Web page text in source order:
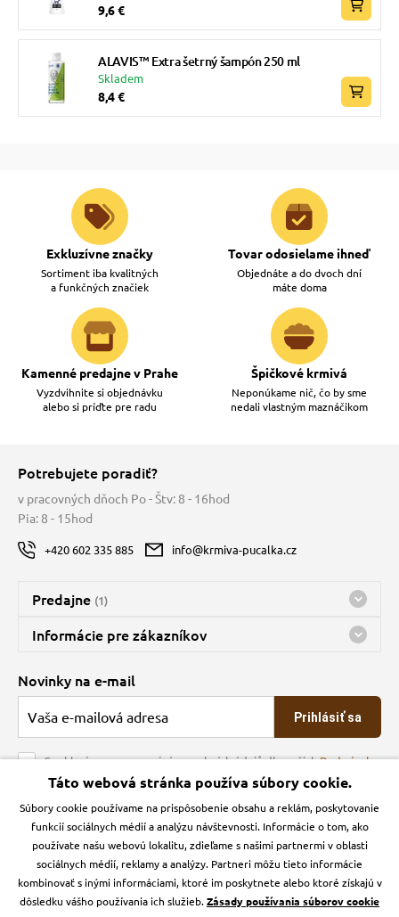
9,6 €
ALAVIS™ Extra šetrný šampón 250 ml
Skladem
8,4 €
Exkluzívne značky
Sortiment iba kvalitných
a funkčných značiek
Tovar odosielame ihneď
Objednáte a do dvoch dní
máte doma
Kamenné predajne v Prahe
Vyzdvihnite si objednávku
alebo si príďte pre radu
Špičkové krmivá
Neponúkame nič, čo by sme
nedali vlastným maznáčikom
Potrebujete poradiť?
v pracovných dňoch Po - Štv: 8 - 16hod
Pia: 8 - 15hod
+420 602 335 885 info@krmiva-pucalka.cz
Predajne (1)
Predajňa a sklad Kbely
Bohužiaľ, momentálne máme zatvorené
Informácie pre zákazníkov
O spoločnosti
Veľkoobchod
Obchodné podmienky
Kontakt
Podmienky ochrany osobných údajov
Zásady používanie cookies a Google Analytics
Novinky na e-mail
Prihlásiť sa
Souhlasím se zpracováním osobních údajů dle našichPodmínek
ochrany osobních údajů
Krmiva Pučálka na sociálnych sieťach
Instagran Facebook
Táto webová stránka používa súbory cookie.
Súbory cookie používame na prispôsobenie obsahu a reklám, poskytovanie
funkcií sociálnych médií a analýzu návštevnosti. Informácie o tom, ako
používate našu webovú lokalitu, zdieľame s našimi partnermi v oblasti
sociálnych médií, reklamy a analýzy. Partneri môžu tieto informácie
kombinovať s inými informáciami, ktoré im poskytnete alebo ktoré získajú v
dôsledku vášho používania ich služieb.Zásady používania súborov cookie